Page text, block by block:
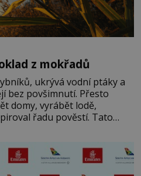
z mokřadů
ukrývá vodní ptáky a
bez povšimnutí. Přesto
domy, vyrábět lodě,
řadu pověstí. Tato
podívat